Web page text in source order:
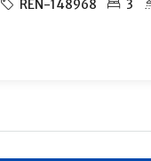
REN-148968 3